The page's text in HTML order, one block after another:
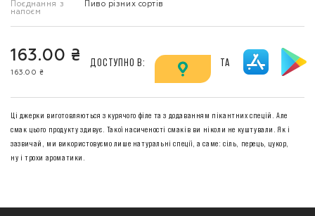
Поєднання з
напоєм
Пиво різних сортів
163.00 ₴
163.00 ₴
ДОСТУПНО В: ТА
Ці джерки виготовляються з курячого філе та з додаванням пікантних спецій. Але
смак цього продукту здивує. Такої насиченості смаків ви ніколи не куштували. Як і
зазвичай, ми використовуємо лише натуральні спеції, а саме: сіль, перець, цукор,
ну і трохи ароматики.